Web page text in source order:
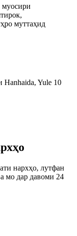
муосири
муттаҳид
Hanhaida, Yule 10
нархҳо, лутфан
мо дар давоми 24